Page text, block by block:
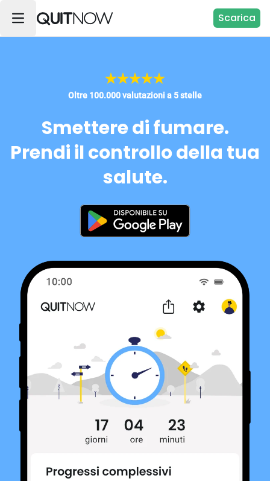
Scarica
Oltre 100.000 valutazioni a 5 stelle
Smettere di fumare.
Prendi il controllo della tua
salute.